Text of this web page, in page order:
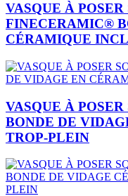
VASQUE À
FINECERAMIC®
CÉRAMIQUE
VASQUE À
BONDE DE
TROP-PLEIN